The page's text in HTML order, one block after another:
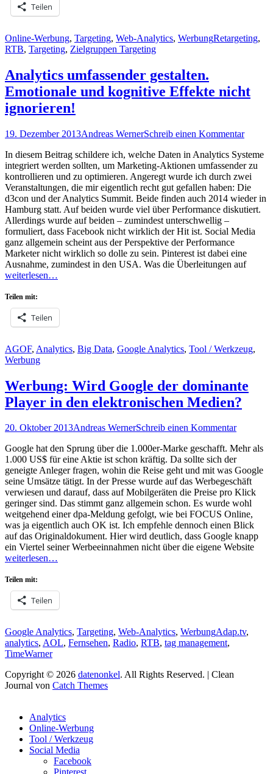
Teilen
Kategorien
Online-Werbung, Targeting, Web-Analytics, WerbungSchlagworte
Retargeting,
RTB, Targeting, Zielgruppen Targeting
Analytics umfassender gestalten.
Emotionale und kognitive Effekte nicht
ignorieren!
Posted
19. Dezember 2013Autor
Andreas WernerSchreib einen Kommentar
In diesem Beitrag schildere ich, welche Daten in Analytics Systeme
integriert werden sollten, um Marketing-Aktionen umfassender zu
kontrollieren und zu optimieren. Angeregt wurde ich durch zwei
Veranstaltungen, die mir eigentlich recht gut gefallen haben: Die
d3con und der Analytics Summit. Beide finden auch 2014 wieder in
Hamburg statt. Auf beiden wurde viel über Performance diskutiert.
Allerdings wurde auf beiden – zumindest unterschwellig –
formuliert, dass Facebook nicht wirklich der Hit ist. Social Media
ganz allgemein scheint aus der Perspektive der Performance
Marketer nicht wirklich so dolle zu sein. Pinterest ist dabei eine
Ausnahme, zumindest in den USA. Was die Überleitungen auf
weiterlesen…
Teilen mit:
Teilen
Kategorien
AGOF, Analytics, Big Data, Google Analytics, Tool / Werkzeug,
Werbung
Werbung: Wird Google der dominante
Player in den elektronischen Medien?
Posted
20. Oktober 2013Autor
Andreas WernerSchreib einen Kommentar
Google hat den Sprung über die 1.000er-Marke geschafft. Mehr als
1.000 US$ für eine Aktie ist schon kräftig. Da sollte sich der
geneigte Anleger fragen, wohin die Reise geht und mit was Google
seine Umsätze tätigt. In der Presse wurde auf das Werbegeschäft
verwiesen und darauf, dass auf Mobilgeräten die Preise pro Klick
geringer sind. Das stimmt ganz allgemein schon. Es wurde wohl
weitgehend einer dpa-Meldung gefolgt, wie bei FOCUS Online,
was ja eigentlich auch OK ist. Ich empfehle dennoch einen Blick
auf das Originaldokument. Hier wird deutlich, dass Google knapp
ein Viertel seiner Werbeeinnahmen nicht über die eigene Website
weiterlesen…
Teilen mit:
Teilen
Kategorien
Google Analytics, Targeting, Web-Analytics, WerbungSchlagworte
Adap.tv,
analytics, AOL, Fernsehen, Radio, RTB, tag management,
TimeWarner
Copyright © 2026 datenonkel. All Rights Reserved. | Clean
Journal von Catch Themes
Analytics
Online-Werbung
Tool / Werkzeug
Social Media
Facebook